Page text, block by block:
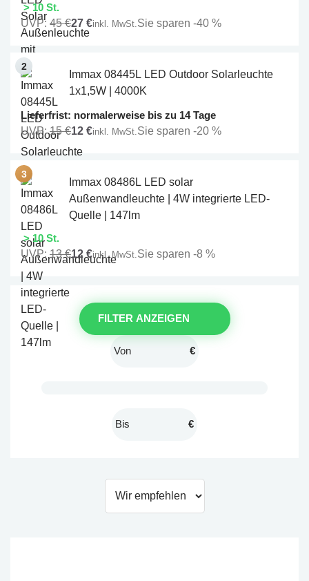
> 10 St.
UVP: 45 €27 €inkl. MwSt.Sie sparen -40 %
Immax 08445L LED Outdoor Solarleuchte
1x1,5W | 4000K
Lieferfrist: normalerweise bis zu 14 Tage
UVP:15 €12 €inkl. MwSt.Sie sparen -20 %
Immax 08486L LED solar
Außenwandleuchte | 4W integrierte LED-
Quelle | 147lm
> 10 St.
UVP: 13 €12 €inkl. MwSt.Sie sparen -8 %
FILTER ANZEIGEN
€
€